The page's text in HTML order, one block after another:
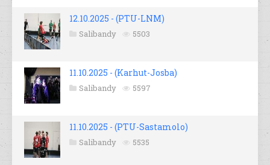
12.10.2025 - (PTU-LNM)
Salibandy 5503
11.10.2025 - (Karhut-Josba)
Salibandy 5597
11.10.2025 - (PTU-Sastamolo)
Salibandy 5535